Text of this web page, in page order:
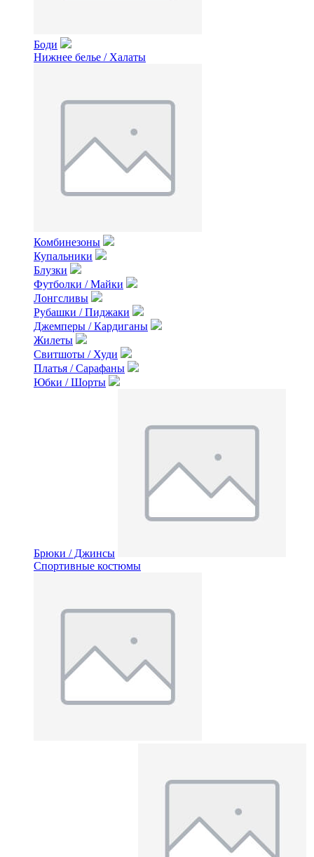
Боди
Нижнее белье / Халаты
Комбинезоны
Купальники
Блузки
Футболки / Майки
Лонгсливы
Рубашки / Пиджаки
Джемперы / Кардиганы
Жилеты
Свитшоты / Худи
Платья / Сарафаны
Юбки / Шорты
Брюки / Джинсы
Спортивные костюмы